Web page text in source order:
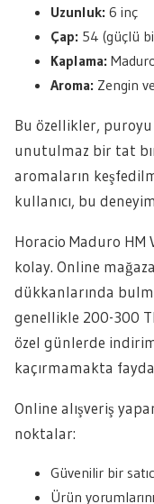
Uzunluk: 6 inç
Çap: 54 (güçlü
Kaplama:
Aroma: Zengin
Bu özellikler,
unutulmaz bir tat
aromaların
kullanıcı, bu
Horacio Maduro HM
kolay. Online
dükkanlarında
genellikle 200-300
özel günlerde
kaçırmamakta
Online alışveriş
noktalar:
Güvenilir bir
Ürün